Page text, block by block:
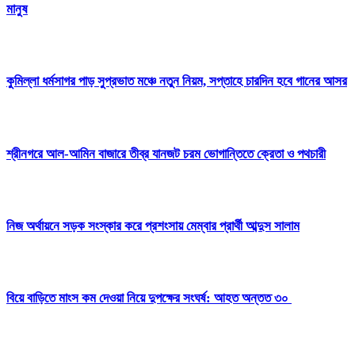
মানুষ
কুমিল্লা ধর্মসাগর পাড় সুপ্রভাত মঞ্চে নতুন নিয়ম, সপ্তাহে চারদিন হবে গানের আসর
শ্রীনগরে আল-আমিন বাজারে তীব্র যানজট চরম ভোগান্তিতে ক্রেতা ও পথচারী
নিজ অর্থায়নে সড়ক সংস্কার করে প্রশংসায় মেম্বার প্রার্থী আব্দুস সালাম
বিয়ে বাড়িতে মাংস কম দেওয়া নিয়ে দুপক্ষের সংঘর্ষ: আহত অন্তত ৩০ ​